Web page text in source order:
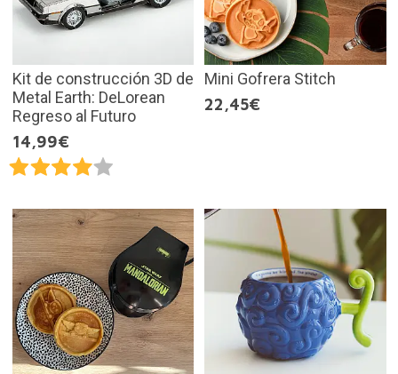
Kit de construcción 3D de
Metal Earth: DeLorean
Regreso al Futuro
14,99€
Mini Gofrera Stitch
22,45€